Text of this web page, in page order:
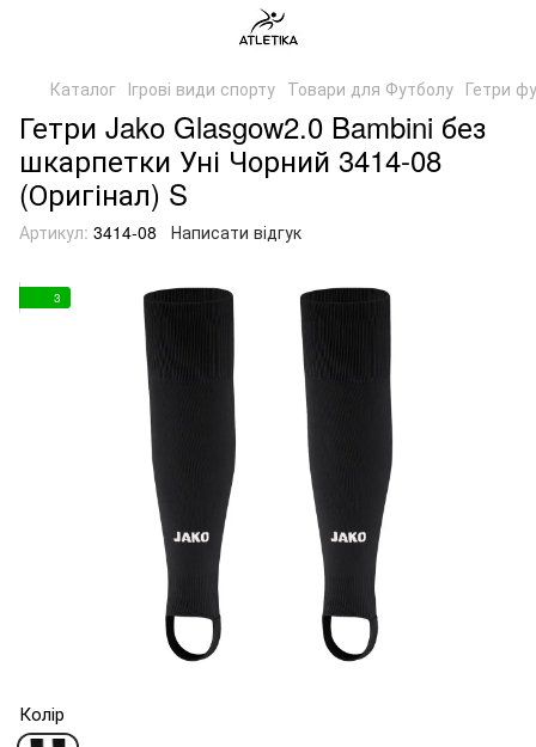
Каталог Ігрові види спорту Товари для Футболу Гетри
Гетри Jako Glasgow2.0 Bambini без
шкарпетки Уні Чорний 3414-08
(Оригінал) S
Артикул: 3414-08 Написати відгук
3
Колір